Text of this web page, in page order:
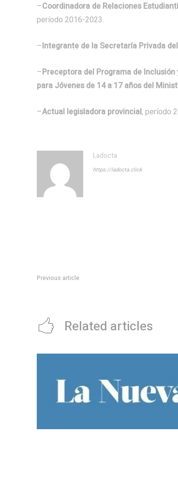
–Coordinadora de Relaciones
período 2016-2023.
–Integrante de la Secretaría Privada
–Preceptora del Programa de
para Jóvenes de 14 a 17 años del
–Actual legisladora provincial, período
Ladocta
https://ladocta.click
Previous article
Related articles